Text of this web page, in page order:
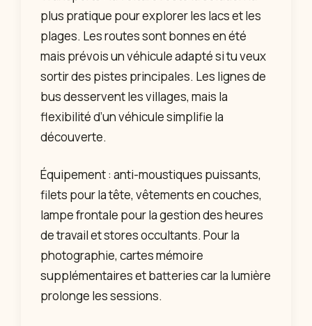
plus pratique pour explorer les lacs et les
plages. Les routes sont bonnes en été
mais prévois un véhicule adapté si tu veux
sortir des pistes principales. Les lignes de
bus desservent les villages, mais la
flexibilité d’un véhicule simplifie la
découverte.
Équipement : anti-moustiques puissants,
filets pour la tête, vêtements en couches,
lampe frontale pour la gestion des heures
de travail et stores occultants. Pour la
photographie, cartes mémoire
supplémentaires et batteries car la lumière
prolonge les sessions.